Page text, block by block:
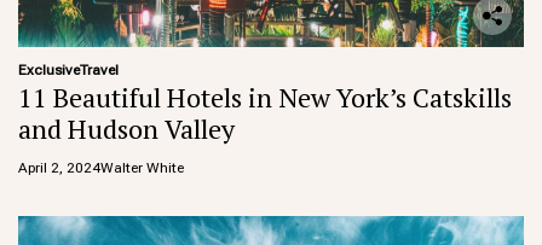
ExclusiveTravel
11 Beautiful Hotels in New York’s Catskills
and Hudson Valley
April 2, 2024Walter White